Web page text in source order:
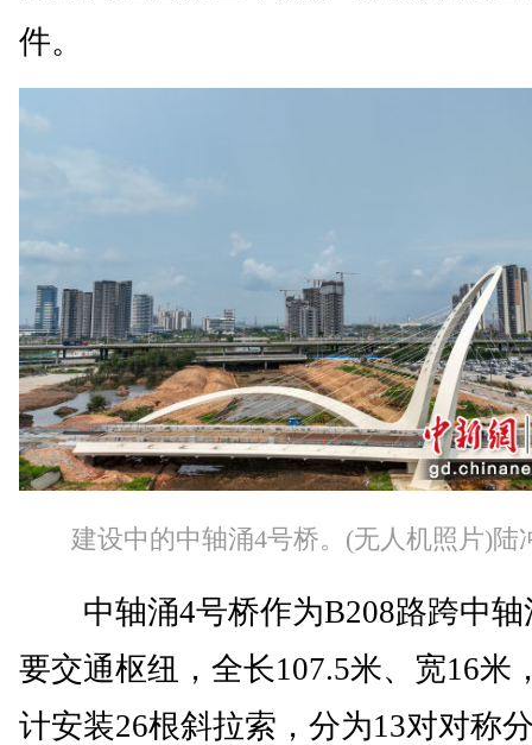
件。
建设中的中轴涌4号桥。(无人机照片)陆
中轴涌4号桥作为B208路跨中轴
要交通枢纽，全长107.5米、宽16米
计安装26根斜拉索，分为13对对称